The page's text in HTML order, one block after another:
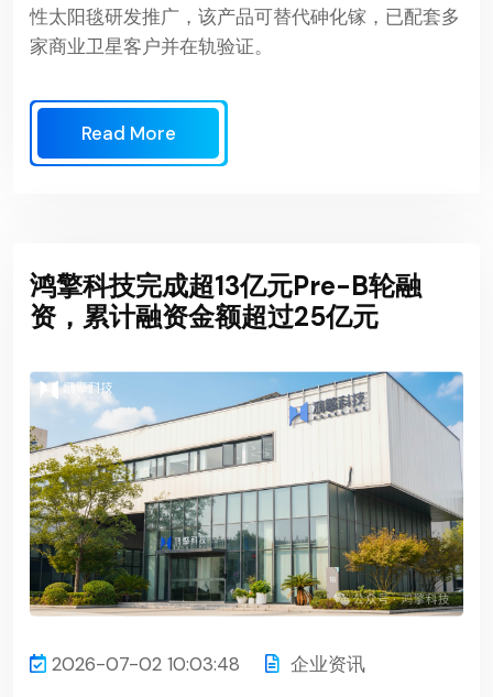
性太阳毯研发推广，该产品可替代砷化镓，已配套多
家商业卫星客户并在轨验证。
Read More
鸿擎科技完成超13亿元Pre-B轮融
资，累计融资金额超过25亿元
2026-07-02 10:03:48
企业资讯